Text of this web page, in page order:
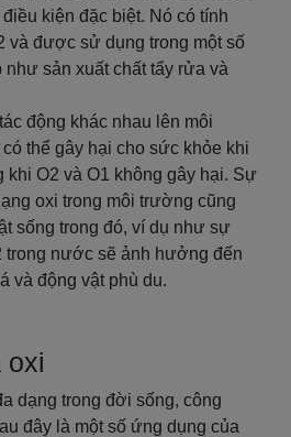
kiện đặc biệt. Nó có tính
và được sử dụng trong một số
sản xuất chất tẩy rửa và
động khác nhau lên môi
thể gây hại cho sức khỏe khi
khi O2 và O1 không gây hại. Sự
oxi trong môi trường cũng
sống trong đó, ví dụ như sự
trong nước sẽ ảnh hưởng đến
và động vật phù du.
oxi
dạng trong đời sống, công
đây là một số ứng dụng của